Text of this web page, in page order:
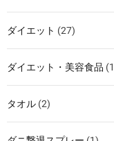
ダイエット (27)
ダイエット・美容食品
タオル (2)